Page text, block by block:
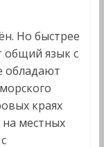
Но быстрее
общий язык с
обладают
краях
на местных